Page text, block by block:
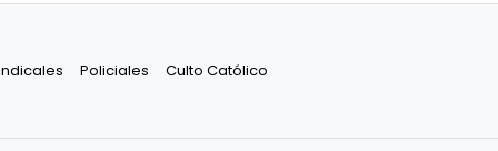
Policiales Culto Católico